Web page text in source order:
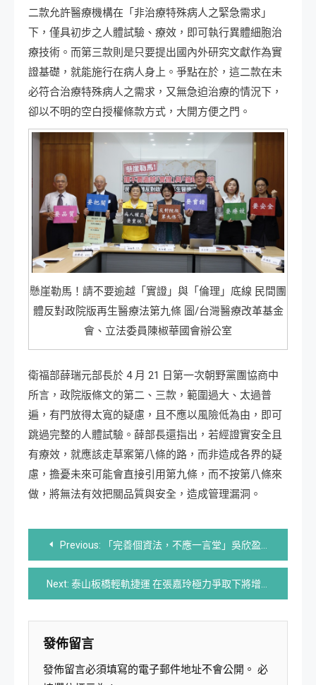
二款允許醫療機構在「非治療特殊病人之緊急需求」
下，僅具初步之人體試驗、療效，即可執行異體細胞治
療技術。而第三款則是只要提出國內外研究文獻作為實
證基礎，就能施行在病人身上。爭點在於，這二款在未
必符合治療特殊病人之需求，又無急迫治療的情況下，
卻以不明的空白授權條款方式，大開方便之門。
懸崖勒馬！請不要逾越「實證」與「倫理」底線 民間團
體反對政院版再生醫療法第九條 圖/台灣醫療改革基金
會、立法委員陳椒華國會辦公室
衛福部薛瑞元部長於 4 月 21 日第一次朝野黨團協商中
所言，政院版條文的第二、三款，範圍過大、太過普
遍，有門放得太寬的疑慮，且不應以風險低為由，即可
跳過完整的人體試驗。薛部長還指出，若經證實安全且
有療效，就應該走草案第八條的路，而非造成各界的疑
慮，擔憂未來可能會直接引用第九條，而不按第八條來
做，將無法有效把關品質與安全，造成管理漏洞。
文
章
導
覽
Previous: 「完善個資法，不應一言堂」吳欣盈籲：個資法應更加完善
Next: 泰山板橋輕軌捷運 在張嘉玲極力爭取下將增設一站
發佈留言
發佈留言必須填寫的電子郵件地址不會公開。 必